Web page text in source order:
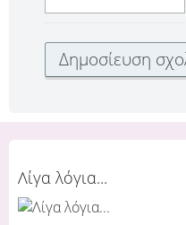
Λίγα λόγια...